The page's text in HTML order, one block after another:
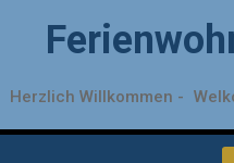
Herzlich Willkommen -